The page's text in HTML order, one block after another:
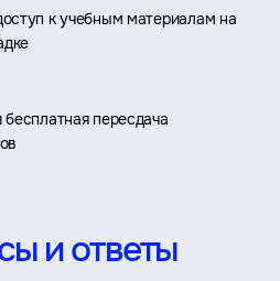
к учебным материалам на
пересдача
и ответы